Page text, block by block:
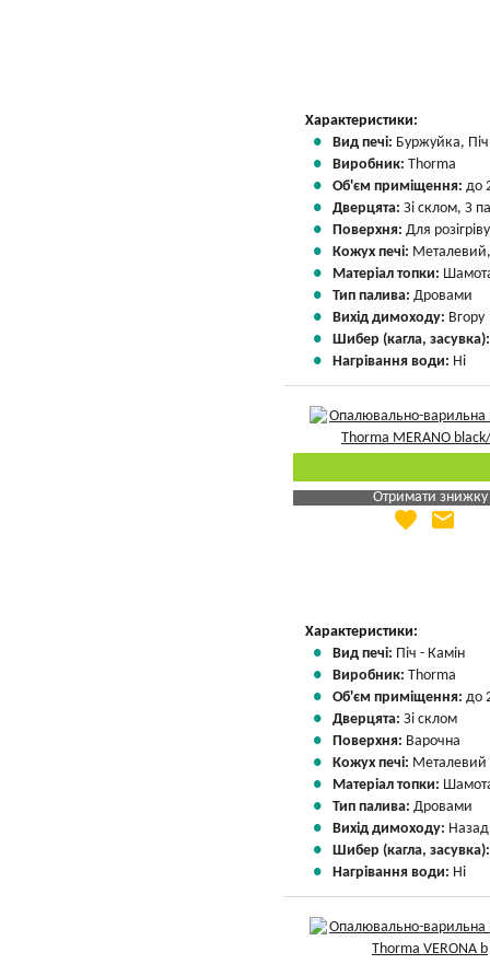
Характеристики:
Вид печі: Буржуйка,
Виробник: Thorma
Об'єм приміщення: до
Дверцята: Зі склом, З
Поверхня: Для
Кожух печі:
Матеріал топки:
Тип палива: Дровами
Вихід димоходу: Вгору
Шибер (кагла,
Нагрівання води: Ні
Отримати знижку
Яка Ваша ціна
favorite email
Характеристики:
Вид печі: Піч - Камін
Виробник: Thorma
Об'єм приміщення: до
Дверцята: Зі склом
Поверхня: Варочна
Кожух печі: Металевий
Матеріал топки:
Тип палива: Дровами
Вихід димоходу: Назад
Шибер (кагла,
Нагрівання води: Ні